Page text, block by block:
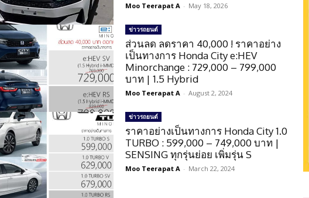
Moo Teerapat A - May 18, 2026
ข่าวรถยนต์
ส่วนลด ลดราคา 40,000 ! ราคาอย่าง
เป็นทางการ Honda City e:HEV
Minorchange : 729,000 – 799,000
บาท | 1.5 Hybrid
Moo Teerapat A - August 2, 2024
ข่าวรถยนต์
ราคาอย่างเป็นทางการ Honda City 1.0
TURBO : 599,000 – 749,000 บาท |
SENSING ทุกรุ่นย่อย เพิ่มรุ่น S
Moo Teerapat A - March 22, 2024